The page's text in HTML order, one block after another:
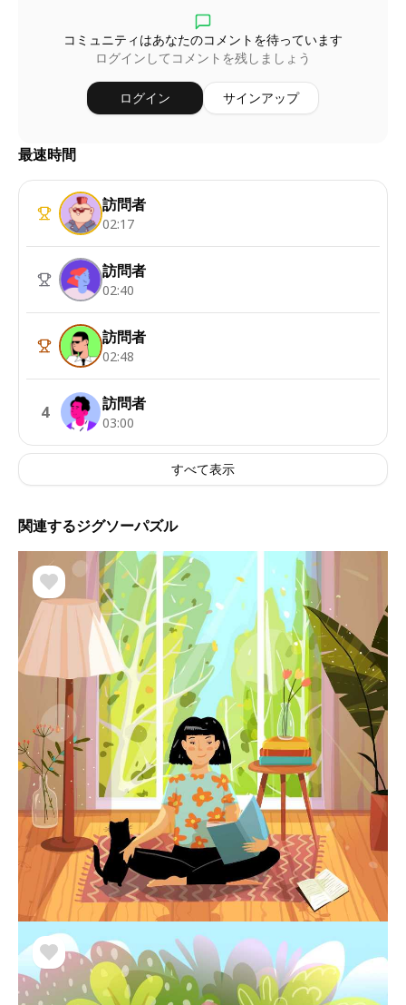
コミュニティはあなたのコメントを待っています
ログインしてコメントを残しましょう
ログイン サインアップ
最速時間
訪問者
02:17
訪問者
02:40
訪問者
02:48
4 訪問者
03:00
すべて表示
関連するジグソーパズル